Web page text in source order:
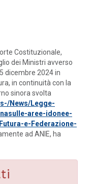
Costituzionale,
dei Ministri avverso
dicembre 2024 in
in continuità con la
sinora svolta
News/Legge-
aree-idonee-
e-Federazione-
ad ANIE, ha